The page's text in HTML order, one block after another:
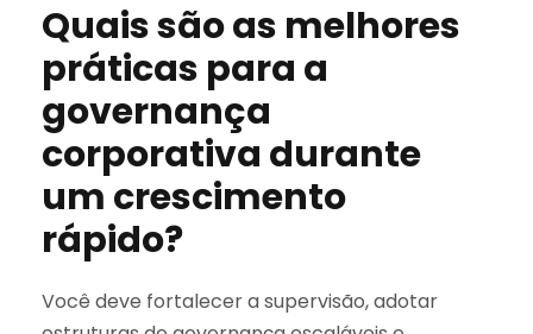
Quais são as melhores
práticas para a
governança
corporativa durante
um crescimento
rápido?
Você deve fortalecer a supervisão, adotar